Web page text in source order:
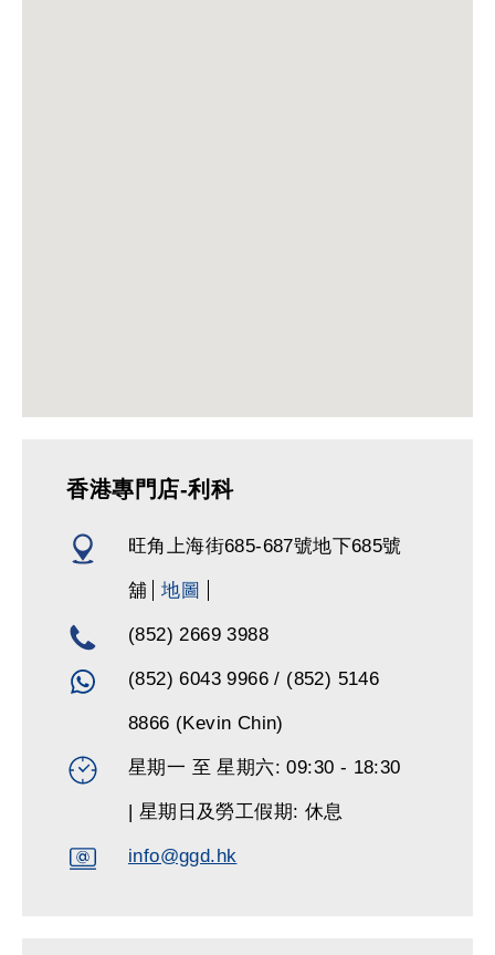
香港專門店-利科
旺角上海街685-687號地下685號
舖 地圖
(852) 2669 3988
(852) 6043 9966 / (852) 5146
8866 (Kevin Chin)
星期一 至 星期六: 09:30 - 18:30
| 星期日及勞工假期: 休息
info@ggd.hk